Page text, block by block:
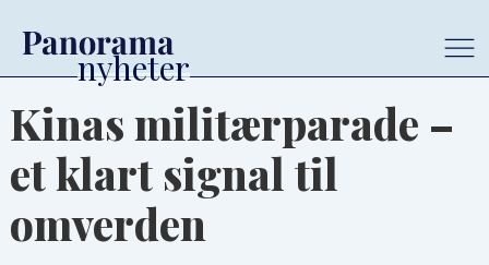
Kinas militærparade –
et klart signal til
omverden